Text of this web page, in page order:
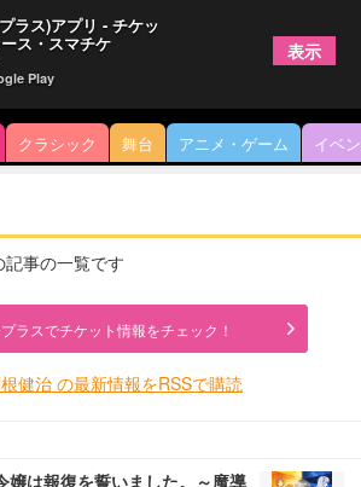
クラシック 舞台 アニメ・ゲーム イベ
事の一覧です
ラスでチケット情報をチェック！
健治 の最新情報をRSSで購読
嬢は報復を誓いました。～魔導
ラス)アプリ - チケッ
ス・スマチケ
Play
表示